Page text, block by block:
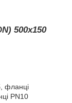
500х150
фланці
PN10